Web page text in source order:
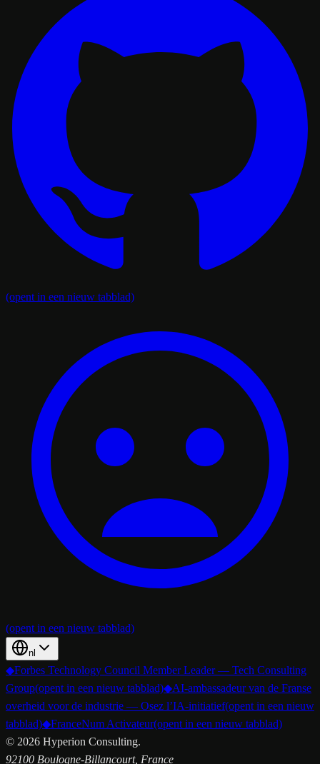
(opent in een nieuw tabblad)
(opent in een nieuw tabblad)
nl
◆Forbes Technology Council Member Leader — Tech Consulting
Group(opent in een nieuw tabblad)◆AI-ambassadeur van de Franse
overheid voor de industrie — Osez l’IA-initiatief(opent in een nieuw
tabblad)◆FranceNum Activateur(opent in een nieuw tabblad)
© 2026 Hyperion Consulting.
92100 Boulogne-Billancourt, France